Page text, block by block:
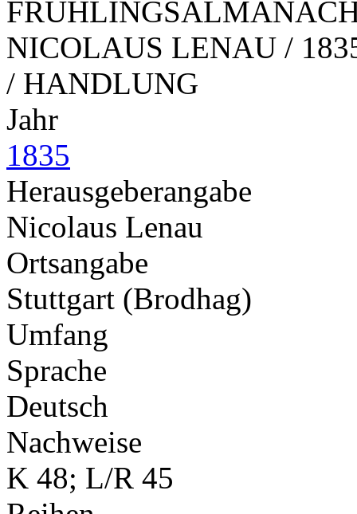
NICOLAUS LENAU /
/ HANDLUNG
Jahr
1835
Herausgeberangabe
Nicolaus Lenau
Ortsangabe
Stuttgart (Brodhag)
Umfang
Sprache
Deutsch
Nachweise
K 48; L/R 45